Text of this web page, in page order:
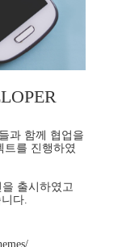
과 함께 협업을
트를 진행하였
출시하였고
다.